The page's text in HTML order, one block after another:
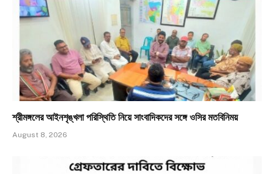
শ্রীমঙ্গলের আইনশৃঙ্খলা পরিস্থিতি নিয়ে সাংবাদিকদের সঙ্গে ওসির মতবিনিময়
August 8, 2026